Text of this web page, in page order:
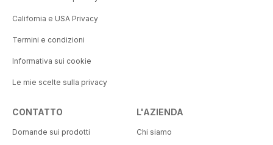
California e USA Privacy
Termini e condizioni
Informativa sui cookie
Le mie scelte sulla privacy
CONTATTO
Domande sui prodotti
L'AZIENDA
Chi siamo